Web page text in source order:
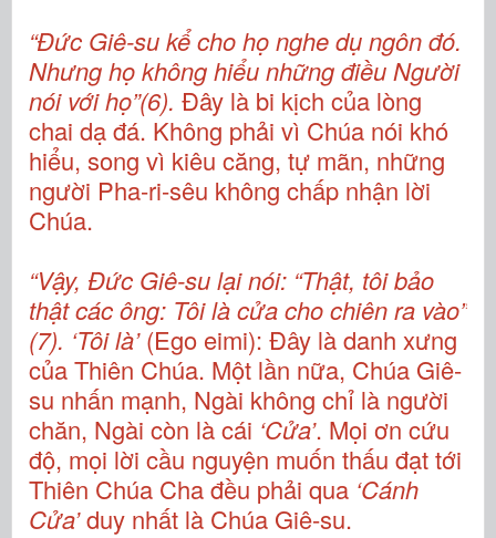
“Đức Giê-su kể cho họ nghe dụ ngôn đó.
Nhưng họ không hiểu những điều Người
nói với họ”(6). Đây là bi kịch của lòng
chai dạ đá. Không phải vì Chúa nói khó
hiểu, song vì kiêu căng, tự mãn, những
người Pha-ri-sêu không chấp nhận lời
Chúa.
“Vậy, Đức Giê-su lại nói: “Thật, tôi bảo
thật các ông: Tôi là cửa cho chiên ra vào”
(7). ‘Tôi là’(Ego eimi): Đây là danh xưng
của Thiên Chúa. Một lần nữa, Chúa Giê-
su nhấn mạnh, Ngài không chỉ là người
chăn, Ngài còn là cái ‘Cửa’. Mọi ơn cứu
độ, mọi lời cầu nguyện muốn thấu đạt tới
Thiên Chúa Cha đều phải qua ‘Cánh
Cửa’duy nhất là Chúa Giê-su.